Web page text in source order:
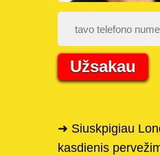
Užsakau
➜ Siuskpigiau
kasdienis